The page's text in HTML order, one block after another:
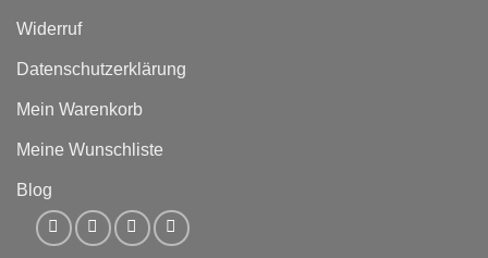
Widerruf
Datenschutzerklärung
Mein Warenkorb
Meine Wunschliste
Blog